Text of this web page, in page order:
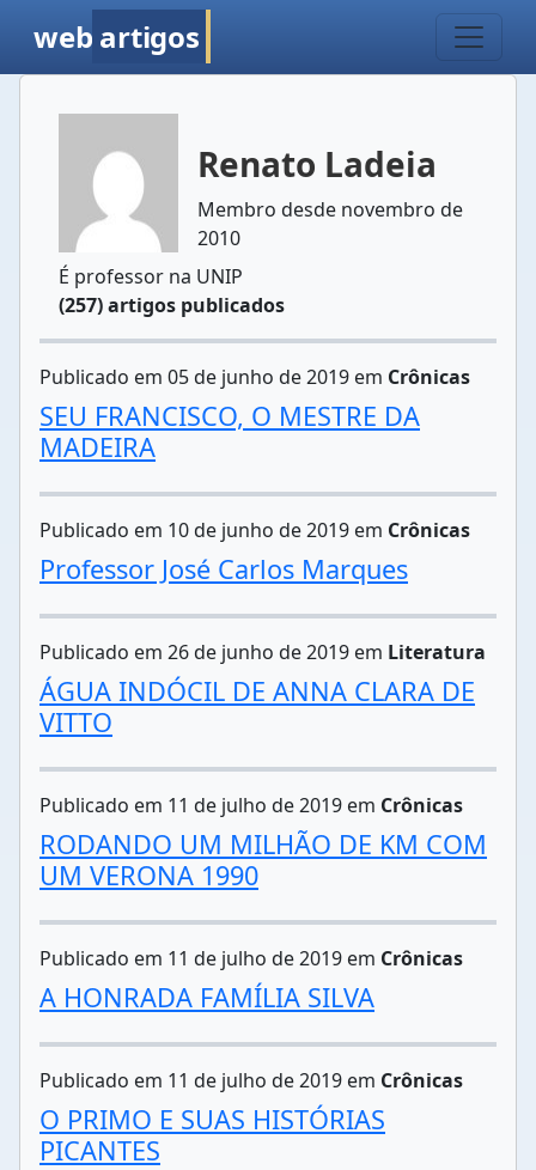
web artigos
Renato Ladeia
Membro desde novembro de
2010
É professor na UNIP
(257) artigos publicados
Publicado em 05 de junho de 2019 em Crônicas
SEU FRANCISCO, O MESTRE DA
MADEIRA
Publicado em 10 de junho de 2019 em Crônicas
Professor José Carlos Marques
Publicado em 26 de junho de 2019 em Literatura
ÁGUA INDÓCIL DE ANNA CLARA DE
VITTO
Publicado em 11 de julho de 2019 em Crônicas
RODANDO UM MILHÃO DE KM COM
UM VERONA 1990
Publicado em 11 de julho de 2019 em Crônicas
A HONRADA FAMÍLIA SILVA
Publicado em 11 de julho de 2019 em Crônicas
O PRIMO E SUAS HISTÓRIAS
PICANTES